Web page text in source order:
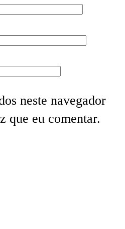
neste navegador
que eu comentar.